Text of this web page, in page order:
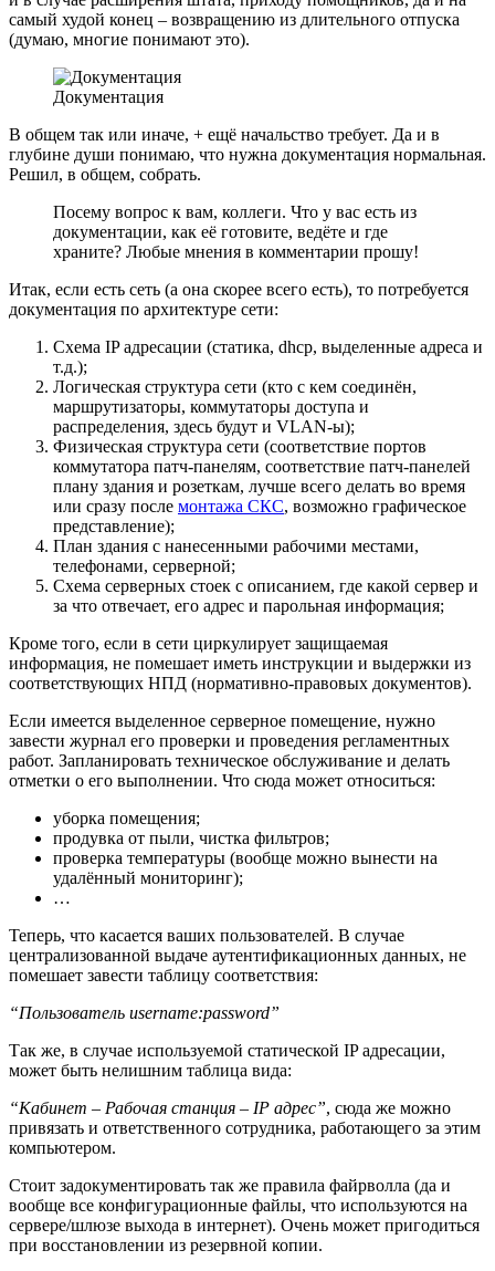
самый худой конец – возвращению из длительного отпуска
(думаю, многие понимают это).
Документация
В общем так или иначе, + ещё начальство требует. Да и в
глубине души понимаю, что нужна документация нормальная.
Решил, в общем, собрать.
Посему вопрос к вам, коллеги. Что у вас есть из
документации, как её готовите, ведёте и где
храните? Любые мнения в комментарии прошу!
Итак, если есть сеть (а она скорее всего есть), то потребуется
документация по архитектуре сети:
Схема IP адресации (статика, dhcp, выделенные адреса и
т.д.);
Логическая структура сети (кто с кем соединён,
маршрутизаторы, коммутаторы доступа и
распределения, здесь будут и VLAN-ы);
Физическая структура сети (соответствие портов
коммутатора патч-панелям, соответствие патч-панелей
плану здания и розеткам, лучше всего делать во время
или сразу после монтажа СКС, возможно графическое
представление);
План здания с нанесенными рабочими местами,
телефонами, серверной;
Схема серверных стоек с описанием, где какой сервер и
за что отвечает, его адрес и парольная информация;
Кроме того, если в сети циркулирует защищаемая
информация, не помешает иметь инструкции и выдержки из
соответствующих НПД (нормативно-правовых документов).
Если имеется выделенное серверное помещение, нужно
завести журнал его проверки и проведения регламентных
работ. Запланировать техническое обслуживание и делать
отметки о его выполнении. Что сюда может относиться:
уборка помещения;
продувка от пыли, чистка фильтров;
проверка температуры (вообще можно вынести на
удалённый мониторинг);
…
Теперь, что касается ваших пользователей. В случае
централизованной выдаче аутентификационных данных, не
помешает завести таблицу соответствия:
“Пользователь username:password”
Так же, в случае используемой статической IP адресации,
может быть нелишним таблица вида:
“Кабинет – Рабочая станция – IP адрес”, сюда же можно
привязать и ответственного сотрудника, работающего за этим
компьютером.
Стоит задокументировать так же правила файрволла (да и
вообще все конфигурационные файлы, что используются на
сервере/шлюзе выхода в интернет). Очень может пригодиться
при восстановлении из резервной копии.